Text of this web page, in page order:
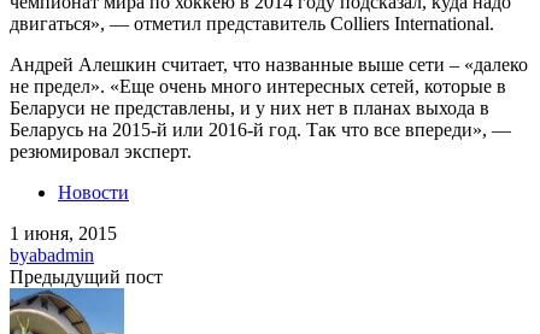
двигаться», — отметил представитель Colliers International.
Андрей Алешкин считает, что названные выше сети – «далеко
не предел». «Еще очень много интересных сетей, которые в
Беларуси не представлены, и у них нет в планах выхода в
Беларусь на 2015-й или 2016-й год. Так что все впереди», —
резюмировал эксперт.
Новости
1 июня, 2015
byabadmin
Предыдущий пост